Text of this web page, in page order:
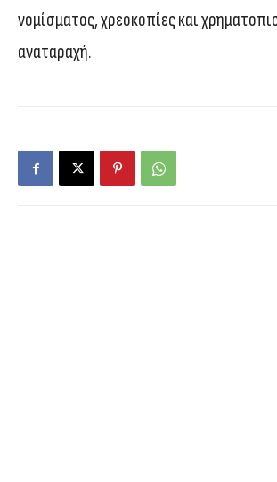
νομίσματος, χρεοκοπίες και
αναταραχή.